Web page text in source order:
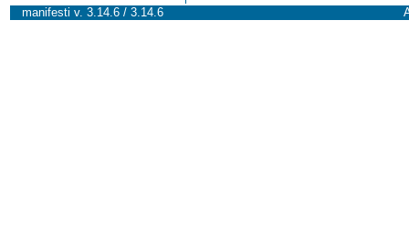
manifesti v. 3.14.6 / 3.14.6